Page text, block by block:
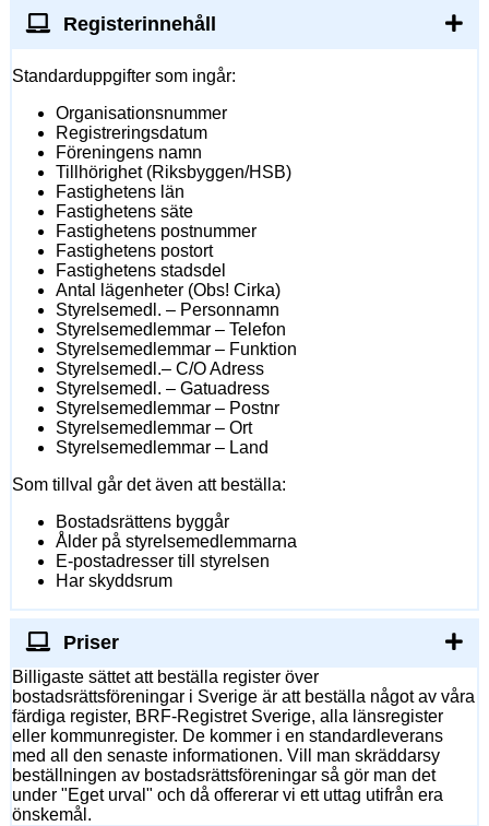
Registerinnehåll
Standarduppgifter som ingår:
Organisationsnummer
Registreringsdatum
Föreningens namn
Tillhörighet (Riksbyggen/HSB)
Fastighetens län
Fastighetens säte
Fastighetens postnummer
Fastighetens postort
Fastighetens stadsdel
Antal lägenheter (Obs! Cirka)
Styrelsemedl. – Personnamn
Styrelsemedlemmar – Telefon
Styrelsemedlemmar – Funktion
Styrelsemedl.– C/O Adress
Styrelsemedl. – Gatuadress
Styrelsemedlemmar – Postnr
Styrelsemedlemmar – Ort
Styrelsemedlemmar – Land
Som tillval går det även att beställa:
Bostadsrättens byggår
Ålder på styrelsemedlemmarna
E-postadresser till styrelsen
Har skyddsrum
Priser
Billigaste sättet att beställa register över
bostadsrättsföreningar i Sverige är att beställa något av våra
färdiga register, BRF-Registret Sverige, alla länsregister
eller kommunregister. De kommer i en standardleverans
med all den senaste informationen. Vill man skräddarsy
beställningen av bostadsrättsföreningar så gör man det
under "Eget urval" och då offererar vi ett uttag utifrån era
önskemål.